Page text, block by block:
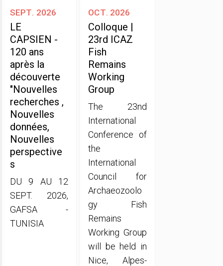
sept. 2026
LE
CAPSIEN -
120 ans
après la
découverte
"Nouvelles
recherches ,
Nouvelles
données,
Nouvelles
perspective
s
DU 9 AU 12
SEPT. 2026,
GAFSA -
TUNISIA
oct. 2026
Colloque |
23rd ICAZ
Fish
Remains
Working
Group
The 23nd
International
Conference of
the
International
Council for
Archaeozoolo
gy Fish
Remains
Working Group
will be held in
Nice, Alpes-